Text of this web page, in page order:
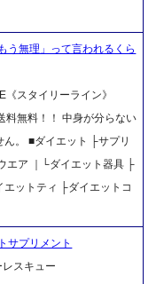
う無理」って言われるくら
スタイリーライン》
料無料！！ 中身が分らない
。 ■ダイエット ├サプリ
エア ｜└ダイエット器具 ├
ットティ ├ダイエットコ
サプリメント
スキュー